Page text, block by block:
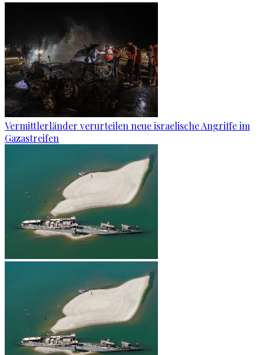
Vermittlerländer verurteilen neue israelische Angriffe im
Gazastreifen